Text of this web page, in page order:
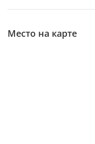
Место на карте